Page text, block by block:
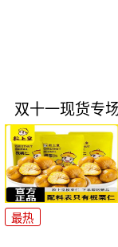
双十一现货专
最热